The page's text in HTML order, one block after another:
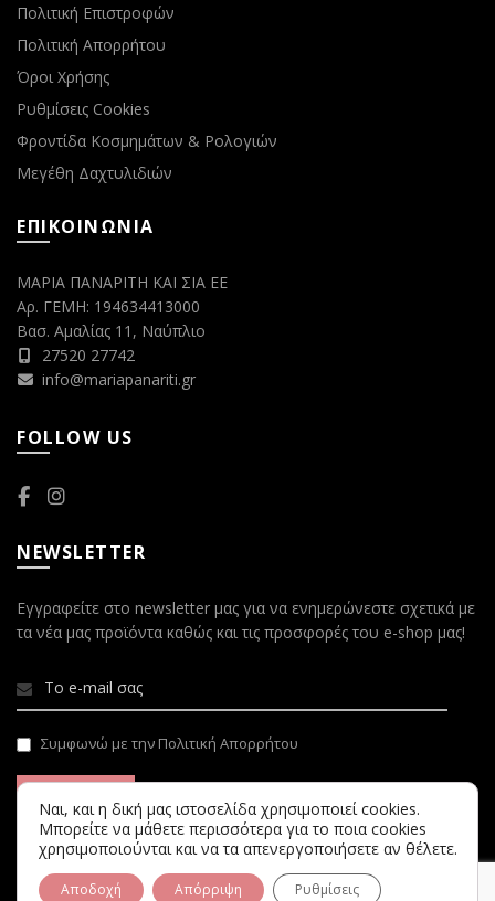
Πολιτική Επιστροφών
Πολιτική Απορρήτου
Όροι Χρήσης
Ρυθμίσεις Cookies
Φροντίδα Κοσμημάτων & Ρολογιών
Μεγέθη Δαχτυλιδιών
ΕΠΙΚΟΙΝΩΝΙΑ
ΜΑΡΙΑ ΠΑΝΑΡΙΤΗ ΚΑΙ ΣΙΑ ΕΕ
Αρ. ΓΕΜΗ: 194634413000
Βασ. Αμαλίας 11, Ναύπλιο
27520 27742
info@mariapanariti.gr
FOLLOW US
NEWSLETTER
Εγγραφείτε στο newsletter μας για να ενημερώνεστε σχετικά με
τα νέα μας προϊόντα καθώς και τις προσφορές του e-shop μας!
Συμφωνώ με την Πολιτική Απορρήτου
Ναι, και η δική μας ιστοσελίδα χρησιμοποιεί cookies.
Μπορείτε να μάθετε περισσότερα για το ποια cookies
χρησιμοποιούνται και να τα απενεργοποιήσετε αν θέλετε.
Αποδοχή Απόρριψη Ρυθμίσεις